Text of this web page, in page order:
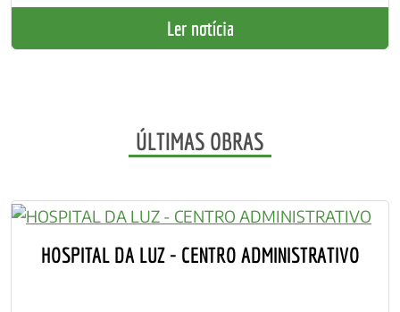
Ler notícia
ÚLTIMAS OBRAS
HOSPITAL DA LUZ - CENTRO ADMINISTRATIVO